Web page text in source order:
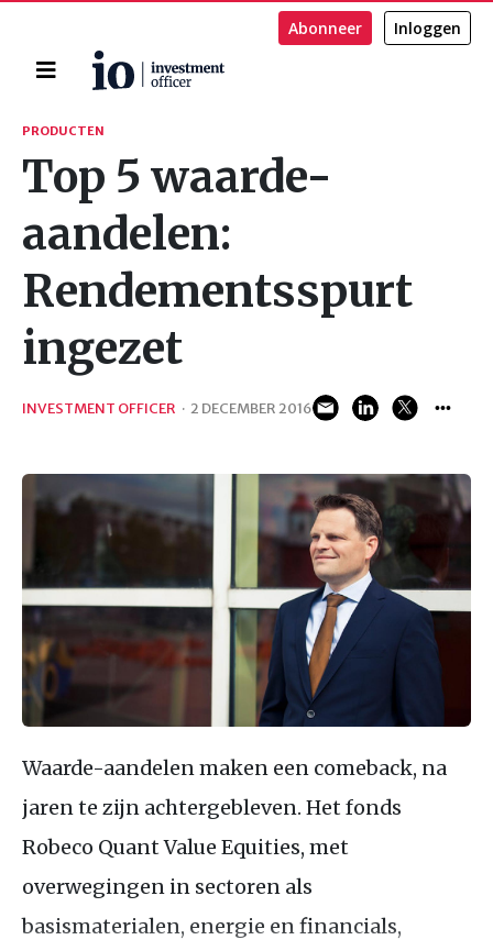
Home
Abonneer Inloggen
Zoeken
PRODUCTEN
Top 5 waarde-
aandelen:
Rendementsspurt
ingezet
INVESTMENT OFFICER · 2 DECEMBER 2016
Waarde-aandelen maken een comeback, na
jaren te zijn achtergebleven. Het fonds
Robeco Quant Value Equities, met
overwegingen in sectoren als
basismaterialen, energie en financials,